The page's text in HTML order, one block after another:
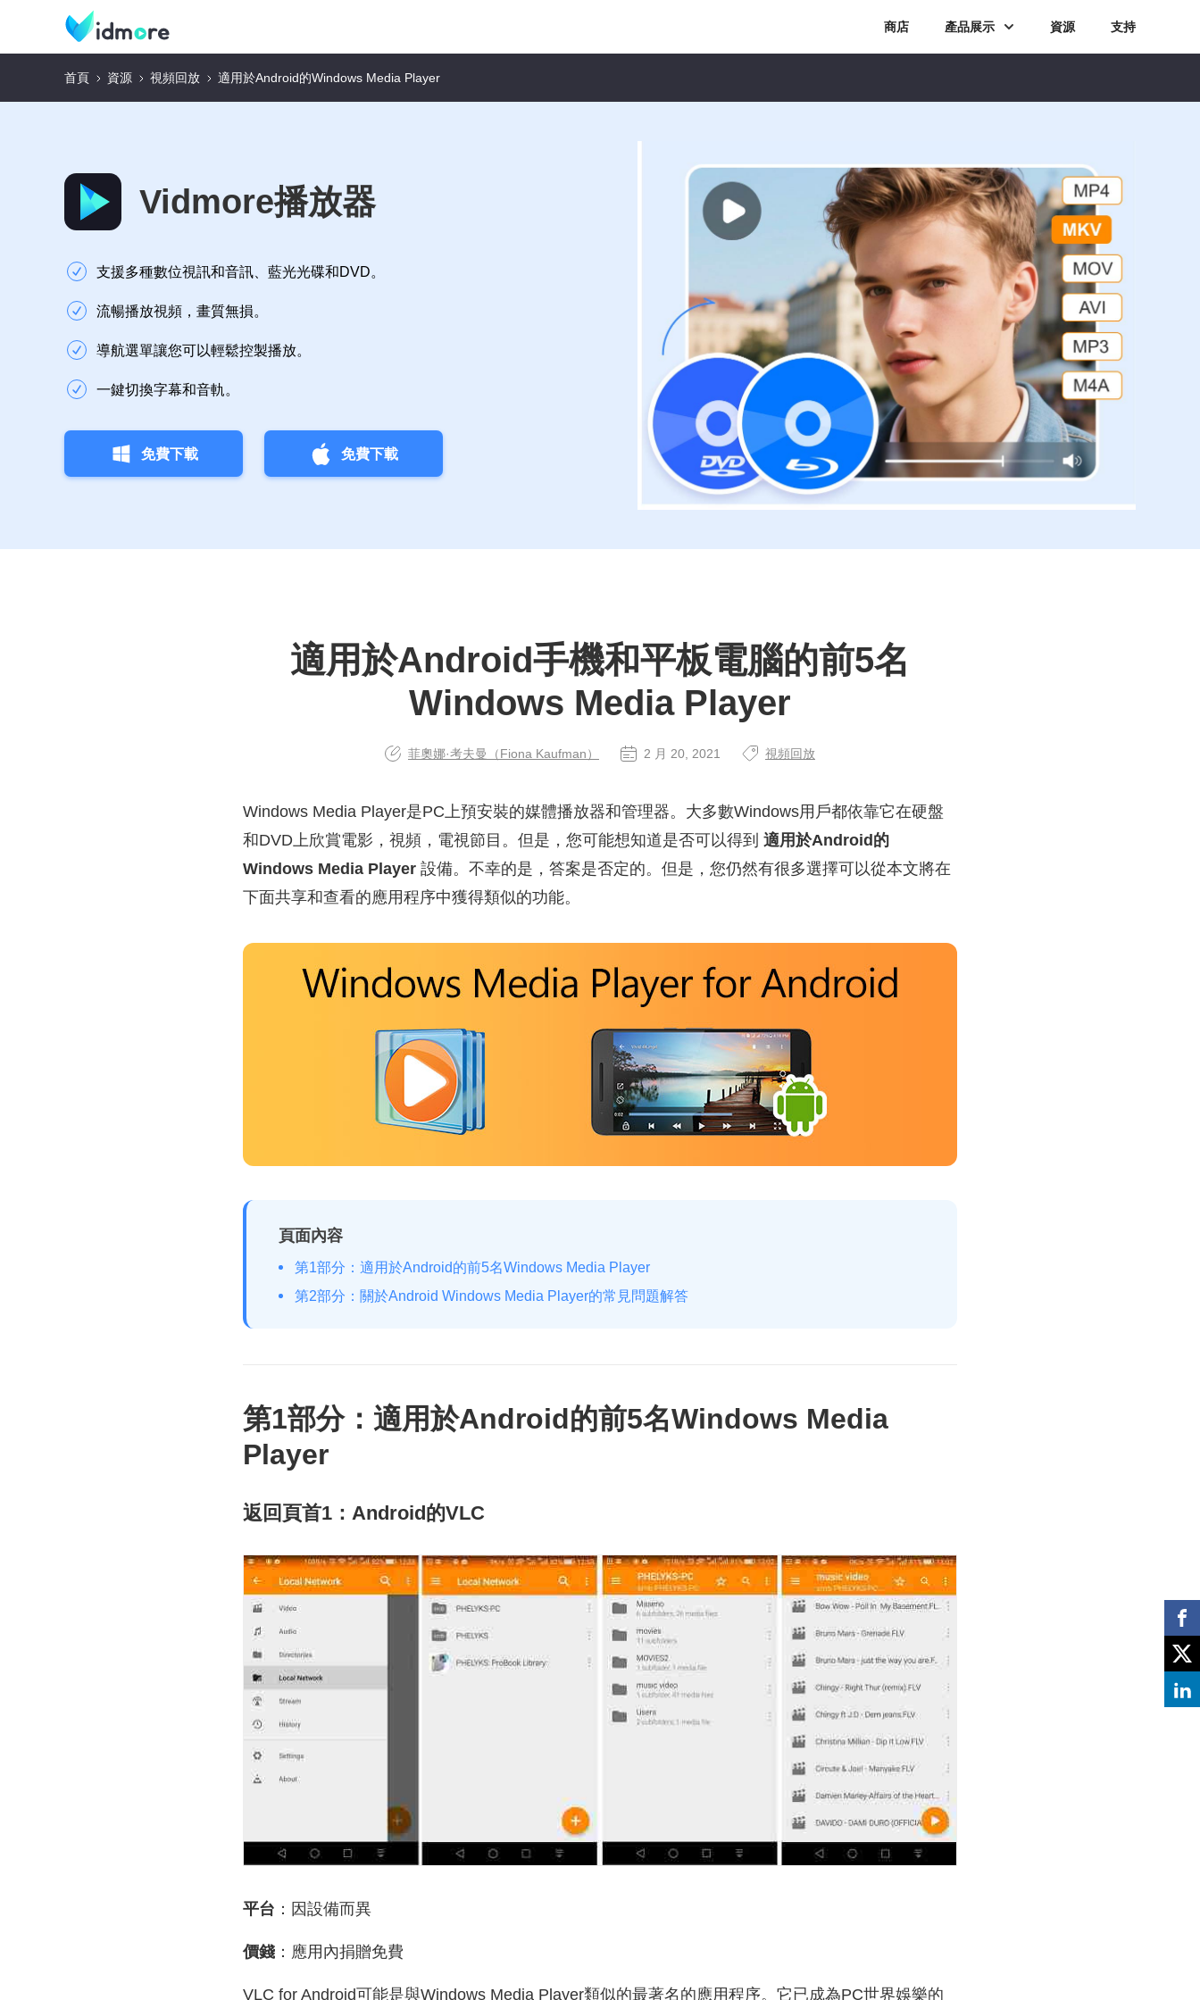
商店 產品展示 資源 支持
首頁 資源 視頻回放 適用於Android的Windows Media Player
Vidmore播放器
支援多種數位視訊和音訊、藍光光碟和DVD。
流暢播放視頻，畫質無損。
導航選單讓您可以輕鬆控製播放。
一鍵切換字幕和音軌。
免費下載 免費下載
適用於Android手機和平板電腦的前5名
Windows Media Player
菲奧娜·考夫曼（Fiona Kaufman） 2 月 20, 2021 視頻回放
Windows Media Player是PC上預安裝的媒體播放器和管理器。大多數Windows用戶都依靠它在硬盤
和DVD上欣賞電影，視頻，電視節目。但是，您可能想知道是否可以得到 適用於Android的
Windows Media Player 設備。不幸的是，答案是否定的。但是，您仍然有很多選擇可以從本文將在
下面共享和查看的應用程序中獲得類似的功能。
頁面內容
第1部分：適用於Android的前5名Windows Media Player
第2部分：關於Android Windows Media Player的常見問題解答
第1部分：適用於Android的前5名Windows Media
Player
返回頁首1：Android的VLC
平台 ：因設備而異
價錢 ：應用內捐贈免費
VLC for Android可能是與Windows Media Player類似的最著名的應用程序。它已成為PC世界娛樂的